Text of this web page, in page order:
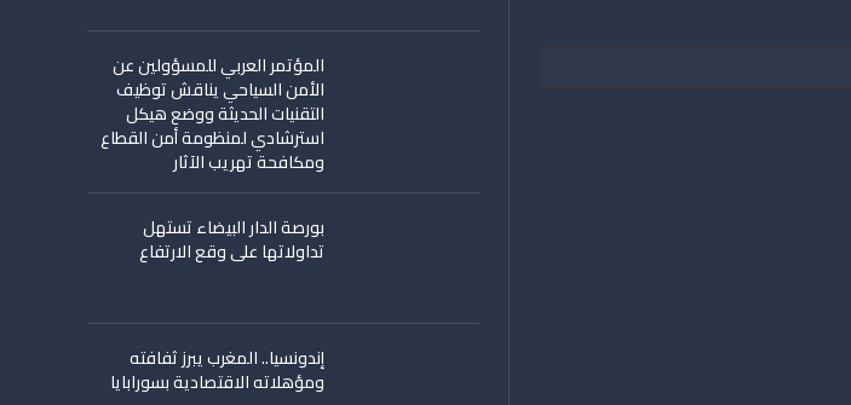
المؤتمر العربي للمسؤولين عن
الأمن السياحي يناقش توظيف
التقنيات الحديثة ووضع هيكل
استرشادي لمنظومة أمن القطاع
ومكافحة تهريب الآثار
بورصة الدار البيضاء تستهل
تداولاتها على وقع الارتفاع
إندونسيا.. المغرب يبرز ثفافته
ومؤهلاته الاقتصادية بسورابايا